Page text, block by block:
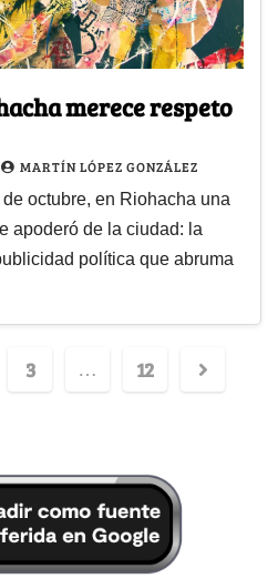
merece respeto
MARTÍN LÓPEZ GONZÁLEZ
octubre, en Riohacha una
apoderó de la ciudad: la
política que abruma
3 … 12